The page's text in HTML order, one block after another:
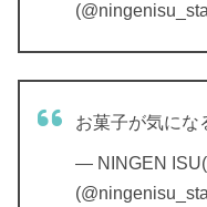
お菓子が気に
— NINGEN ISU(